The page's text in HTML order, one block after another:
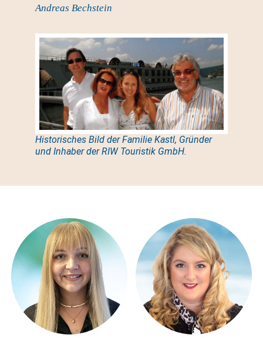
Andreas Bechstein
Historisches Bild der Familie Kastl, Gründer
und Inhaber der RIW Touristik GmbH.